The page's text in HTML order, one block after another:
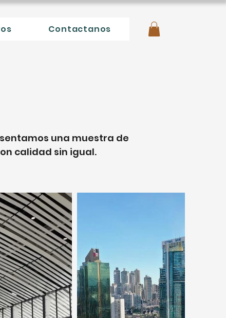
Contactanos
una muestra de
calidad sin igual.